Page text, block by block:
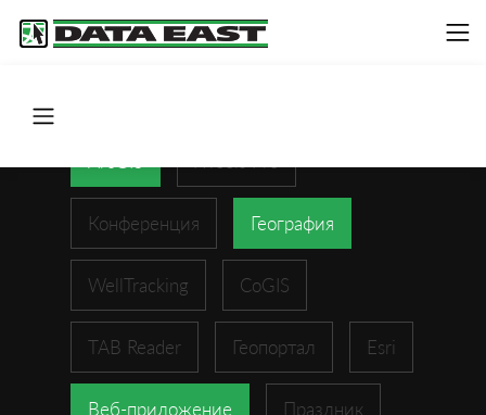
Конференция География
WellTracking CoGIS
TAB Reader Геопортал Esri
Веб-приложение Праздник